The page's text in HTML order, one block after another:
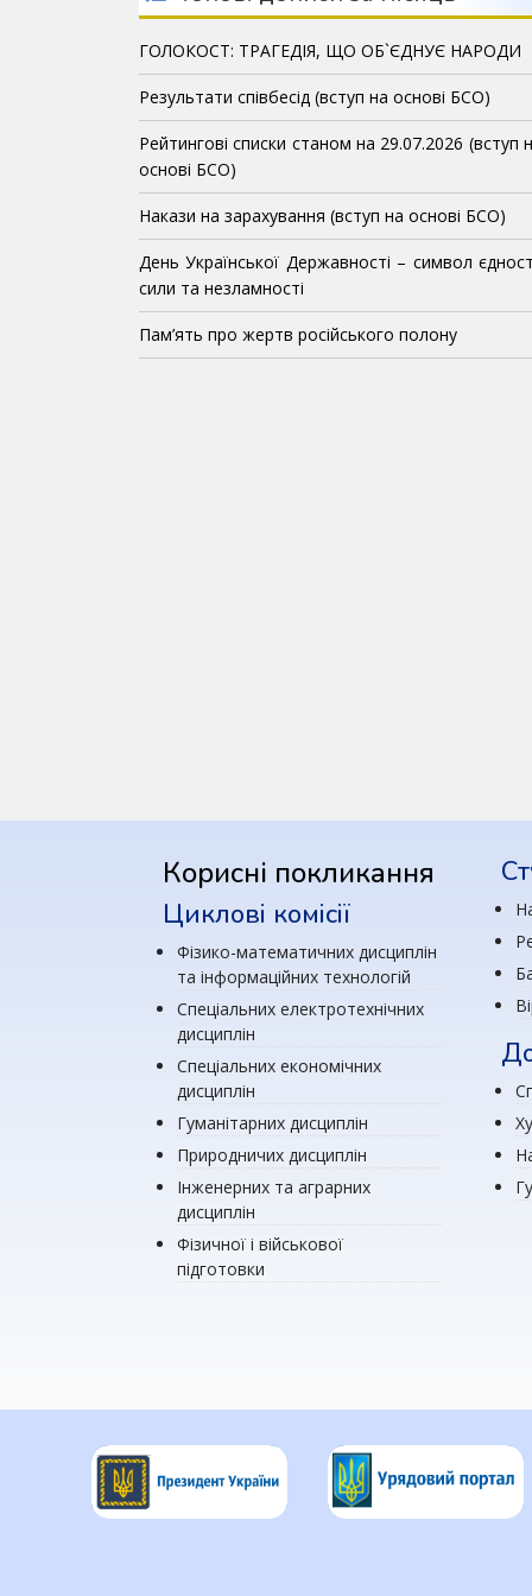
ГОЛОКОСТ: ТРАГЕДІЯ, ЩО ОБ`ЄДНУЄ НАРОДИ
Результати співбесід (вступ на основі БСО)
Рейтингові списки станом на 29.07.2026 (вступ
основі БСО)
Накази на зарахування (вступ на основі БСО)
День Української Державності – символ
сили та незламності
Пам’ять про жертв російського полону
Корисні покликання
Циклові комісії
Фізико-математичних дисциплін
та інформаційних технологій
Спеціальних електротехнічних
дисциплін
Спеціальних економічних
дисциплін
Гуманітарних дисциплін
Природничих дисциплін
Інженерних та аграрних
дисциплін
Фізичної і військової
підготовки